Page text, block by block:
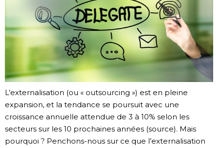
L’externalisation (ou « outsourcing ») est en pleine
expansion, et la tendance se poursuit avec une
croissance annuelle attendue de 3 à 10% selon les
secteurs sur les 10 prochaines années (source). Mais
pourquoi ? Penchons-nous sur ce que l’externalisation